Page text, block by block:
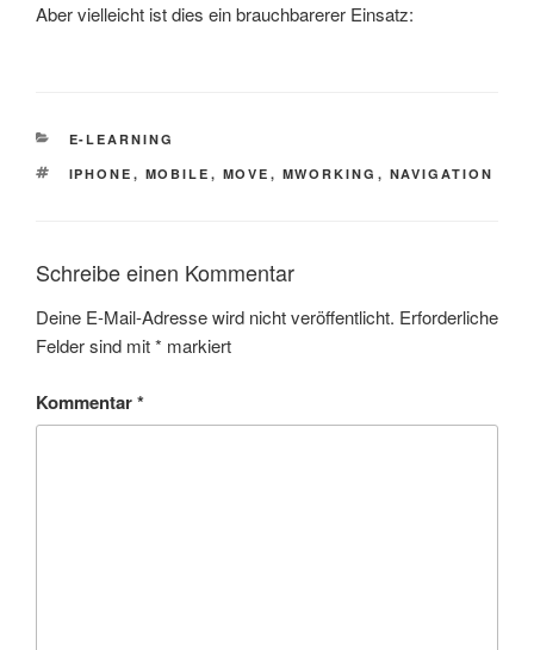
Aber vielleicht ist dies ein brauchbarerer Einsatz:
KATEGORIEN
E-LEARNING
SCHLAGWÖRTER
IPHONE , MOBILE , MOVE , MWORKING , NAVIGATION
Schreibe einen Kommentar
Deine E-Mail-Adresse wird nicht veröffentlicht. Erforderliche
Felder sind mit* markiert
Kommentar*